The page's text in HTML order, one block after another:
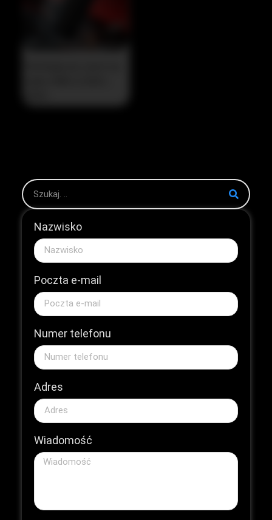
Nazwisko
Poczta e-mail
Numer telefonu
Adres
Wiadomość